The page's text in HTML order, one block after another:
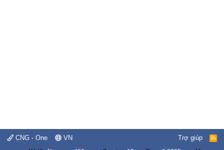
CNG - One VN Trợ giúp
R